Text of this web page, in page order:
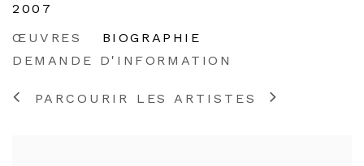
2007
ŒUVRES
BIOGRAPHIE
DEMANDE D'INFORMATION
PARCOURIR LES ARTISTES